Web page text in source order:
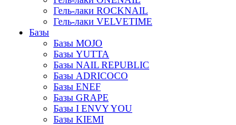
Гель-лаки ROCKNAIL
Гель-лаки VELVETIME
Базы
Базы MOJO
Базы YUTTA
Базы NAIL REPUBLIC
Базы ADRICOCO
Базы ENEF
Базы GRAPE
Базы I ENVY YOU
Базы KIEMI